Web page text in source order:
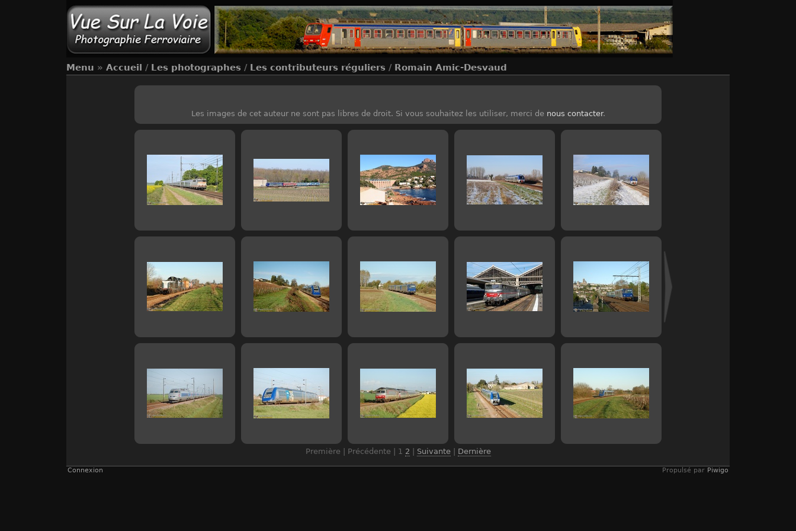
Menu » Accueil / Les photographes / Les contributeurs réguliers / Romain Amic-Desvaud
Les images de cet auteur ne sont pas libres de droit. Si vous souhaitez les utiliser, merci de nous contacter.
Première | Précédente | 1 2 Suivante| Dernière
Connexion Propulsé par Piwigo